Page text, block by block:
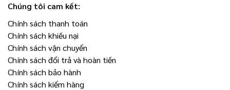
Chúng tôi cam kết:
Chính sách thanh toán
Chính sách khiếu nại
Chính sách vận chuyển
Chính sách đổi trả và hoàn tiền
Chính sách bảo hành
Chính sách kiểm hàng